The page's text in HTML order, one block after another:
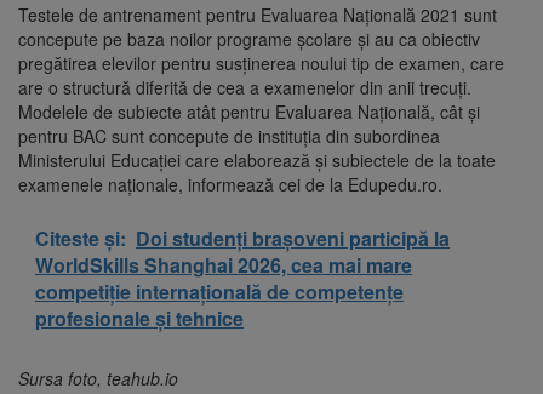
Testele de antrenament pentru Evaluarea Națională 2021 sunt
concepute pe baza noilor programe școlare și au ca obiectiv
pregătirea elevilor pentru susținerea noului tip de examen, care
are o structură diferită de cea a examenelor din anii trecuți.
Modelele de subiecte atât pentru Evaluarea Națională, cât și
pentru BAC sunt concepute de instituția din subordinea
Ministerului Educației care elaborează și subiectele de la toate
examenele naționale, informează cei de la Edupedu.ro.
Citeste și: Doi studenți brașoveni participă la
WorldSkills Shanghai 2026, cea mai mare
competiție internațională de competențe
profesionale și tehnice
Sursa foto, teahub.io